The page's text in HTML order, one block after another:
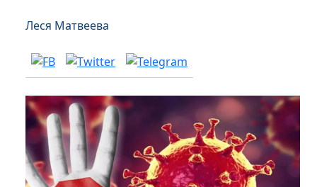
Леся Матвеева